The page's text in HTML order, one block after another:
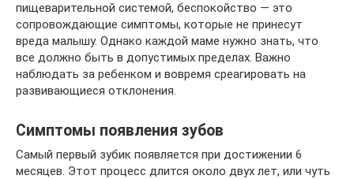
пищеварительной системой, беспокойство — это
сопровождающие симптомы, которые не принесут
вреда малышу. Однако каждой маме нужно знать, что
все должно быть в допустимых пределах. Важно
наблюдать за ребенком и вовремя среагировать на
развивающиеся отклонения.
Симптомы появления зубов
Самый первый зубик появляется при достижении 6
месяцев. Этот процесс длится около двух лет, или чуть